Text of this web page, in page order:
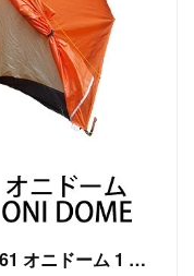
【楽天市場】アライテント ARI061 オニドーム 1 （1人用） 前室付テント 山岳テント ツーリングテント 山用テント ライペンテント RIPENテント：アウトドアーズ・コンパス